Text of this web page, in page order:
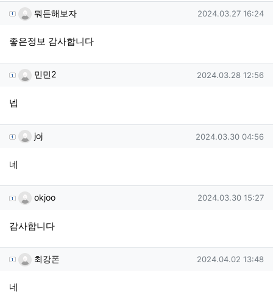
뭐든해보자님의 댓글
뭐든해보자 작성일
2024.03.27 16:24
좋은정보 감사합니다
민민2님의 댓글
민민2 작성일
2024.03.28 12:56
넵
joj님의 댓글
joj 작성일
2024.03.30 04:56
네
okjoo님의 댓글
okjoo 작성일
2024.03.30 15:27
감사합니다
최강폰님의 댓글
최강폰 작성일
2024.04.02 13:48
네